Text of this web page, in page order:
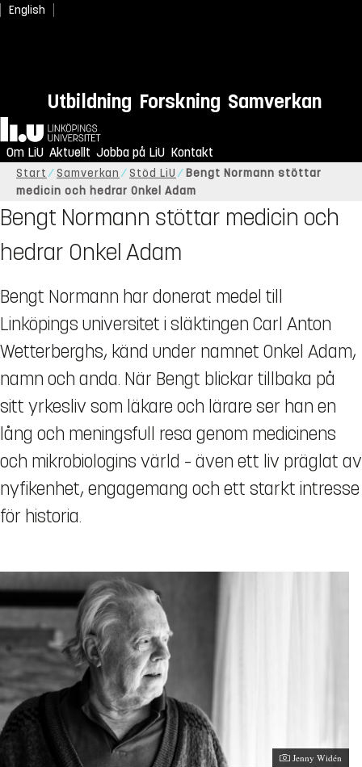
English
Utbildning Forskning Samverkan
Hem
Om LiU Aktuellt Jobba på LiU Kontakt
Start Samverkan Stöd LiU
Bengt Normann stöttar
medicin och hedrar Onkel Adam
Bengt Normann stöttar medicin och
hedrar Onkel Adam
Bengt Normann har donerat medel till
Linköpings universitet i släktingen Carl Anton
Wetterberghs, känd under namnet Onkel Adam,
namn och anda. När Bengt blickar tillbaka på
sitt yrkesliv som läkare och lärare ser han en
lång och meningsfull resa genom medicinens
och mikrobiologins värld – även ett liv präglat av
nyfikenhet, engagemang och ett starkt intresse
för historia.
Jenny Widén